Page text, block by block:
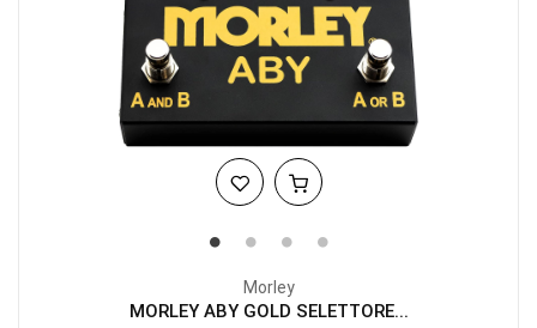
Morley
MORLEY ABY GOLD SELETTORE...